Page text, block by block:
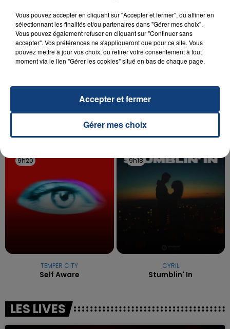
20 juillet 2026
OPÉRER DE LA CHEVILLE RESSORT DE LA...
La famille a porté plainte contre la clinique qui a
TITRES DIFFUSÉS
9h20
9h20
TEMPER CITY
Self Aware
9h18
9h18
CYRIL
Stumblin' In
LES LIVES
Vous pouvez accepter en cliquant sur "Accepter et fermer", ou affiner en
sélectionnant les finalités et/ou partenaires dans "Gérer mes choix".
Vous pouvez également refuser en cliquant sur "Continuer sans
accepter". Vos préférences ne s'appliqueront que pour ce site. Vous
pouvez mettre à jour vos choix, ou retirer votre consentement à tout
moment via le lien "Gérer les cookies" situé en bas de chaque page.
Gérer mes choix
Accepter et fermer